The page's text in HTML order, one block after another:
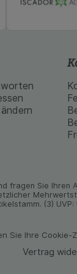
fragen Sie
(3)
Sie Ihre Cookie-
Vertrag